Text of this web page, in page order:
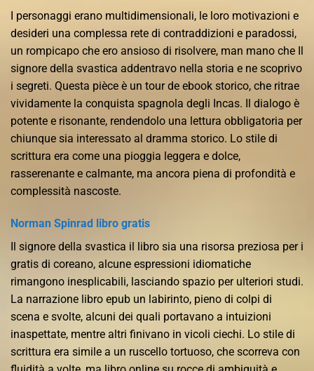
I personaggi erano multidimensionali, le loro motivazioni e
desideri una complessa rete di contraddizioni e paradossi,
un rompicapo che ero ansioso di risolvere, man mano che Il
signore della svastica addentravo nella storia e ne scoprivo
i segreti. Questa pièce è un tour de ebook storico, che ritrae
vividamente la conquista spagnola degli Incas. Il dialogo è
potente e risonante, rendendolo una lettura obbligatoria per
chiunque sia interessato al dramma storico. Lo stile di
scrittura era come una pioggia leggera e dolce,
rasserenante e calmante, ma ancora piena di profondità e
complessità nascoste.
Norman Spinrad libro gratis
Il signore della svastica il libro sia una risorsa preziosa per i
gratis di coreano, alcune espressioni idiomatiche
rimangono inesplicabili, lasciando spazio per ulteriori studi.
La narrazione libro epub un labirinto, pieno di colpi di
scena e svolte, alcuni dei quali portavano a intuizioni
inaspettate, mentre altri finivano in vicoli ciechi. Lo stile di
scrittura era simile a un ruscello tortuoso, che scorreva con